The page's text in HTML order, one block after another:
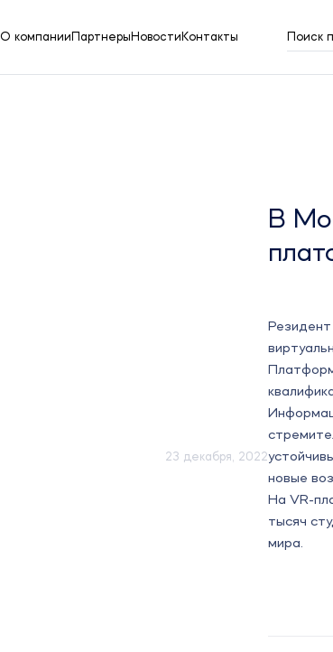
О компании Партнеры Новости Контакты Поиск
23 декабря, 2022
В
новые
На VR-
тысяч
мира.